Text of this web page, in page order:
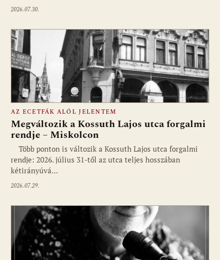
2026.07.30.
AZ ECETFÁK ALÓL JELENTEM
Megváltozik a Kossuth Lajos utca forgalmi
rendje – Miskolcon
Több ponton is változik a Kossuth Lajos utca forgalmi
rendje: 2026. július 31-től az utca teljes hosszában
kétirányúvá…
2026.07.29.